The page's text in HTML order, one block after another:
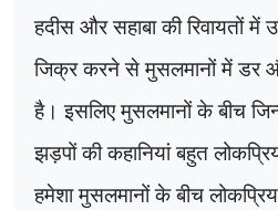
हदीस और सहाबा की रिवायतों
जिक्र करने से मुसलमानों में डर
है। इसलिए मुसलमानों के बीच
झड़पों की कहानियां बहुत
हमेशा मुसलमानों के बीच